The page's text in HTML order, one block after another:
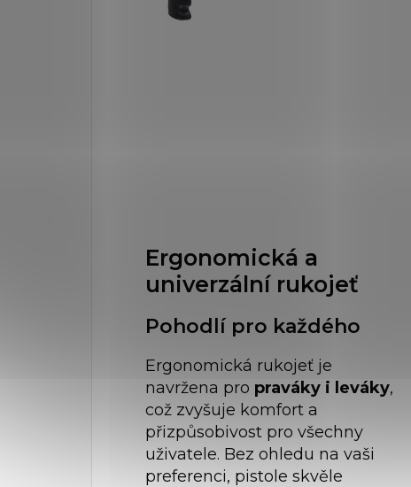
Ergonomická a
univerzální rukojeť
Pohodlí pro každého
Ergonomická rukojeť je
navržena pro praváky i leváky,
což zvyšuje komfort a
přizpůsobivost pro všechny
uživatele. Bez ohledu na vaši
preferenci, pistole skvěle